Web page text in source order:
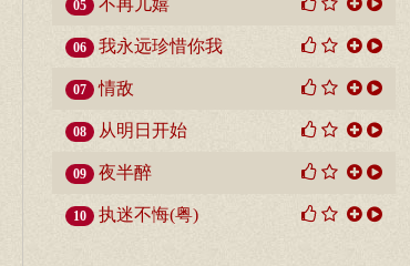
05 不再儿嬉
06 我永远珍惜你我
07 情敌
08 从明日开始
09 夜半醉
10 执迷不悔(粤)